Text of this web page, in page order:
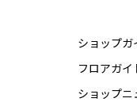
ショップガ
フロアガイ
ショップニ